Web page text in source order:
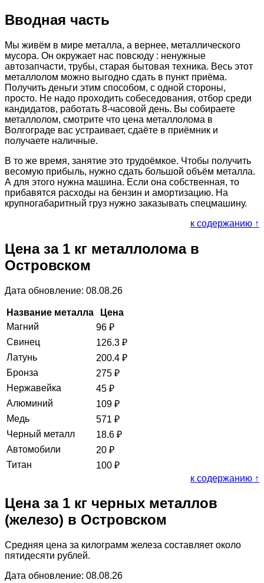
Вводная часть
Мы живём в мире металла, а вернее, металлического
мусора. Он окружает нас повсюду : ненужные
автозапчасти, трубы, старая бытовая техника. Весь этот
металлолом можно выгодно сдать в пункт приёма.
Получить деньги этим способом, с одной стороны,
просто. Не надо проходить собеседования, отбор среди
кандидатов, работать 8-часовой день. Вы собираете
металлолом, смотрите что цена металлолома в
Волгограде вас устраивает, сдаёте в приёмник и
получаете наличные.
В то же время, занятие это трудоёмкое. Чтобы получить
весомую прибыль, нужно сдать большой объём металла.
А для этого нужна машина. Если она собственная, то
прибавятся расходы на бензин и амортизацию. На
крупногабаритный груз нужно заказывать спецмашину.
к содержанию ↑
Цена за 1 кг металлолома в
Островском
Дата обновление: 08.08.26
Название металла
Цена
Магний
96 ₽
Свинец
126.3 ₽
Латунь
200.4 ₽
Бронза
275 ₽
Нержавейка
45 ₽
Алюминий
109 ₽
Медь
571 ₽
Черный металл
18.6 ₽
Автомобили
20 ₽
Титан
100 ₽
к содержанию ↑
Цена за 1 кг черных металлов
(железо) в Островском
Средняя цена за килограмм железа составляет около
пятидесяти рублей.
Дата обновление: 08.08.26